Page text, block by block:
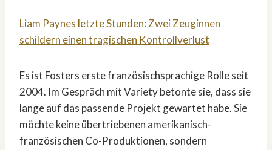
Liam Paynes letzte Stunden: Zwei Zeuginnen
schildern einen tragischen Kontrollverlust
Es ist Fosters erste französischsprachige Rolle seit
2004. Im Gespräch mit Variety betonte sie, dass sie
lange auf das passende Projekt gewartet habe. Sie
möchte keine übertriebenen amerikanisch-
französischen Co-Produktionen, sondern